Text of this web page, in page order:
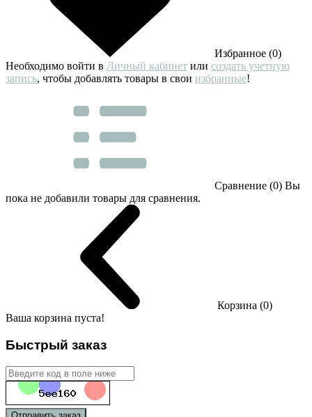
Избранное (0)
Необходимо войти в Личный кабинет или создать учетную
запись, чтобы добавлять товары в свои избранные!
Сравнение (0) Вы
пока не добавили товары для сравнения.
Корзина (0)
Ваша корзина пуста!
Быстрый заказ